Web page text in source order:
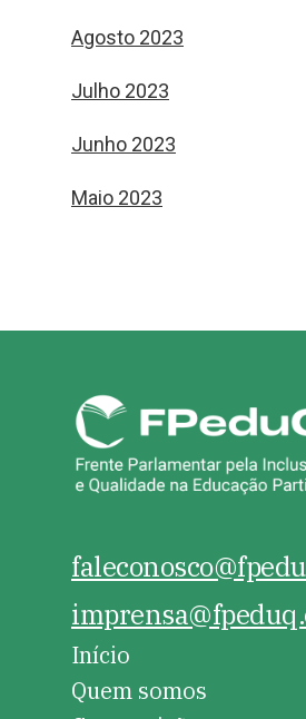
Agosto 2023
Julho 2023
Junho 2023
Maio 2023
Início
Quem somos